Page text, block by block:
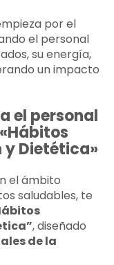
por el
el personal
su energía,
un impacto
el personal
y Dietética»
el ámbito
saludables, te
, diseñado
de la